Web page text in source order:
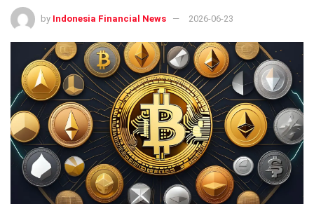
by Indonesia Financial News 2026-06-23